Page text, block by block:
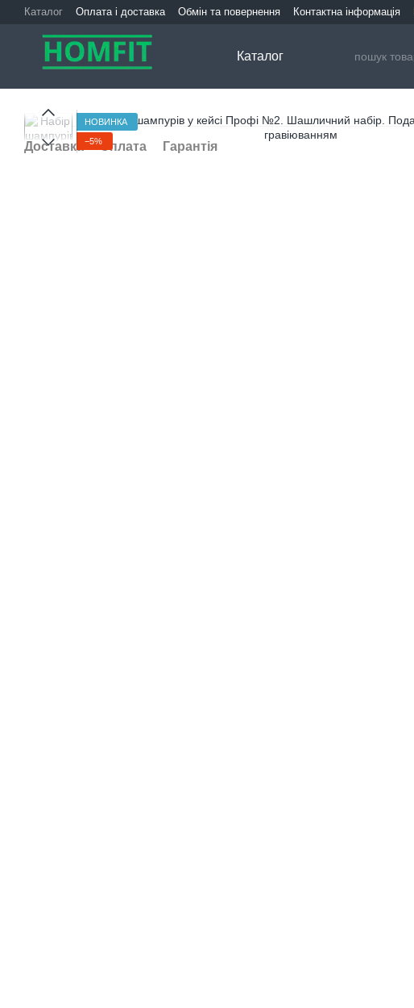
Перейти до основного контенту
Каталог Оплата і доставка Обмін та повернення Контактна інформація
Каталог
НОВИНКА
−5%
Доставка Оплата Гарантія